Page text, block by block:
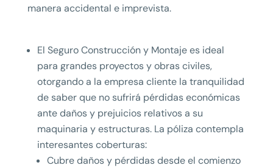
manera accidental e imprevista.
El Seguro Construcción y Montaje es ideal
para grandes proyectos y obras civiles,
otorgando a la empresa cliente la tranquilidad
de saber que no sufrirá pérdidas económicas
ante daños y prejuicios relativos a su
maquinaria y estructuras. La póliza contempla
interesantes coberturas:
Cubre daños y pérdidas desde el comienzo